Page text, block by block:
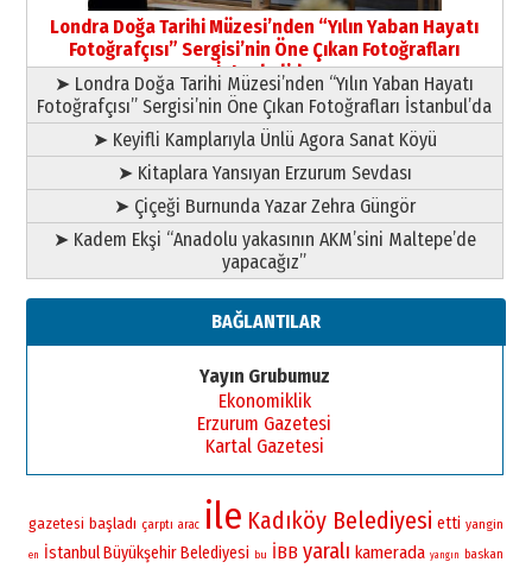
Şampiyonluk Sebahattin Şirin’e
yazar
11 Mayıs 2026 Pazartesi
Londra Doğa Tarihi Müzesi’nden “Yılın Yaban Hayatı
Fotoğrafçısı” Sergisi’nin Öne Çıkan Fotoğrafları
İstanbul’da
➤ Londra Doğa Tarihi Müzesi’nden “Yılın Yaban Hayatı
Fotoğrafçısı” Sergisi’nin Öne Çıkan Fotoğrafları İstanbul’da
➤ Keyifli Kamplarıyla Ünlü Agora Sanat Köyü
➤ Kitaplara Yansıyan Erzurum Sevdası
➤ Çiçeği Burnunda Yazar Zehra Güngör
➤ Kadem Ekşi “Anadolu yakasının AKM’sini Maltepe’de
yapacağız”
BAĞLANTILAR
Yayın Grubumuz
Ekonomiklik
Erzurum Gazetesi
Kartal Gazetesi
gazetesi başladı çarptı arac ile Kadıköy Belediyesi etti yangin
en İstanbul Büyükşehir Belediyesi bu İBB yaralı kamerada yangın baskan